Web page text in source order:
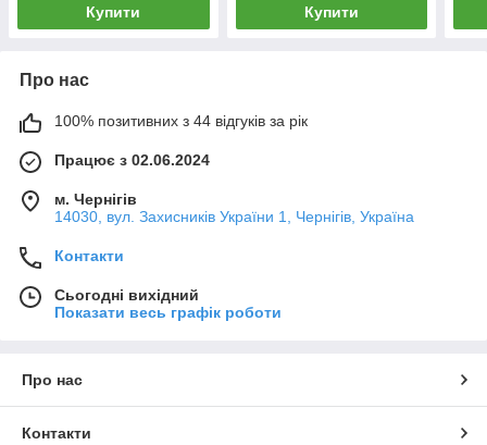
Купити Купити
Про нас
100% позитивних з 44 відгуків за рік
Працює з 02.06.2024
м. Чернігів
14030, вул. Захисників України 1, Чернігів, Україна
Контакти
Сьогодні вихідний
Показати весь графік роботи
Про нас
Контакти